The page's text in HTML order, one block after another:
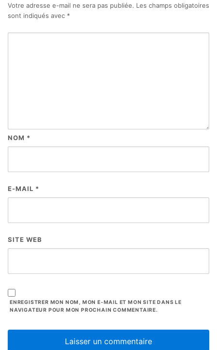
Votre adresse e-mail ne sera pas publiée. Les champs obligatoires
sont indiqués avec *
NOM *
E-MAIL *
SITE WEB
ENREGISTRER MON NOM, MON E-MAIL ET MON SITE DANS LE
NAVIGATEUR POUR MON PROCHAIN COMMENTAIRE.